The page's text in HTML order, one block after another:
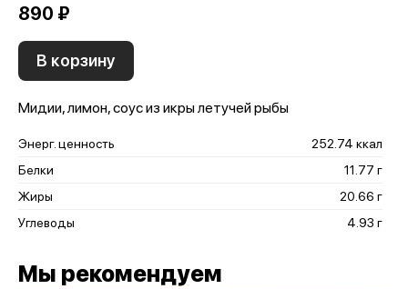
890 ₽
В корзину
Мидии, лимон, соус из икры летучей рыбы
Энерг. ценность
252.74 ккал
Белки
11.77 г
Жиры
20.66 г
Углеводы
4.93 г
Мы рекомендуем